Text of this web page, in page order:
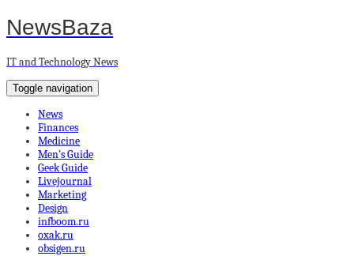
NewsBaza
IT and Technology News
Toggle navigation
News
Finances
Medicine
Men’s Guide
Geek Guide
Livejournal
Marketing
Design
infboom.ru
oxak.ru
obsigen.ru